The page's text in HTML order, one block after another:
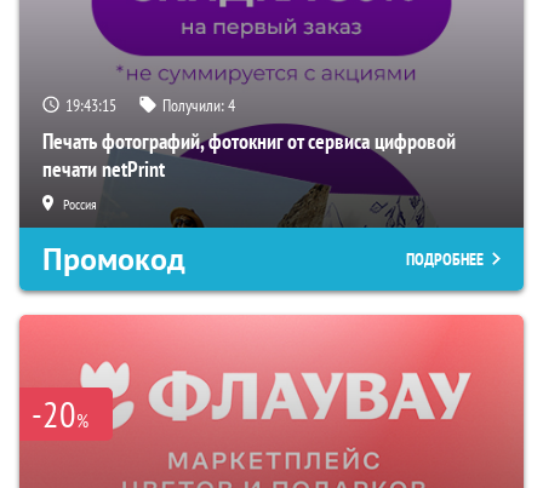
19:43:14 Получили:4
Печать фотографий, фотокниг от сервиса цифровой
печати netPrint
Россия
Промокод ПОДРОБНЕЕ
-20%